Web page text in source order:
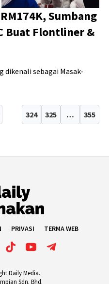
Sumbang
Buat Flontliner &
dikenali sebagai Masak-
324 325 … 355
PRIVASI TERMA WEB
Daily Media.
Sdn. Bhd.